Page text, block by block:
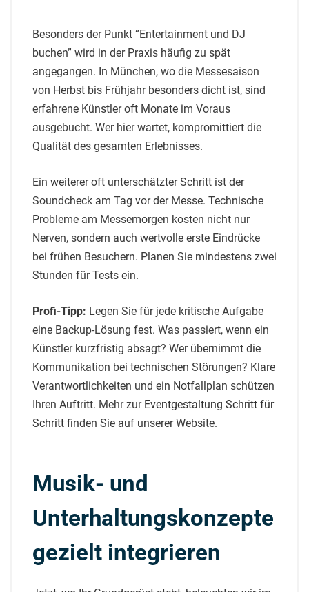
Besonders der Punkt “Entertainment und DJ
buchen” wird in der Praxis häufig zu spät
angegangen. In München, wo die Messesaison
von Herbst bis Frühjahr besonders dicht ist, sind
erfahrene Künstler oft Monate im Voraus
ausgebucht. Wer hier wartet, kompromittiert die
Qualität des gesamten Erlebnisses.
Ein weiterer oft unterschätzter Schritt ist der
Soundcheck am Tag vor der Messe. Technische
Probleme am Messemorgen kosten nicht nur
Nerven, sondern auch wertvolle erste Eindrücke
bei frühen Besuchern. Planen Sie mindestens zwei
Stunden für Tests ein.
Profi-Tipp: Legen Sie für jede kritische Aufgabe
eine Backup-Lösung fest. Was passiert, wenn ein
Künstler kurzfristig absagt? Wer übernimmt die
Kommunikation bei technischen Störungen? Klare
Verantwortlichkeiten und ein Notfallplan schützen
Ihren Auftritt. Mehr zur Eventgestaltung Schritt für
Schritt finden Sie auf unserer Website.
Musik- und
Unterhaltungskonzepte
gezielt integrieren